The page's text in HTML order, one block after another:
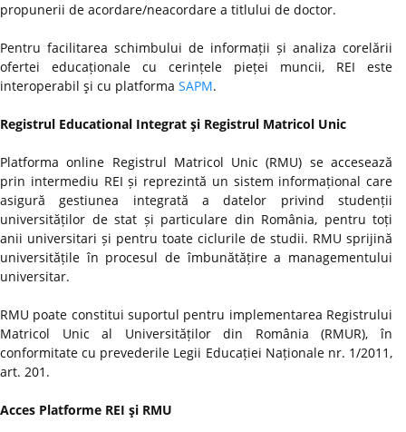
propunerii de acordare/neacordare a titlului de doctor.
Pentru facilitarea schimbului de informații și analiza corelării
ofertei educaționale cu cerințele pieței muncii, REI este
interoperabil şi cu platforma SAPM.
Registrul Educational Integrat şi Registrul Matricol Unic
Platforma online Registrul Matricol Unic (RMU) se accesează
prin intermediu REI și reprezintă un sistem informațional care
asigură gestiunea integrată a datelor privind studenții
universităților de stat și particulare din România, pentru toți
anii universitari și pentru toate ciclurile de studii. RMU sprijină
universitățile în procesul de îmbunătățire a managementului
universitar.
RMU poate constitui suportul pentru implementarea Registrului
Matricol Unic al Universităților din România (RMUR), în
conformitate cu prevederile Legii Educației Naționale nr. 1/2011,
art. 201.
Acces Platforme REI şi RMU